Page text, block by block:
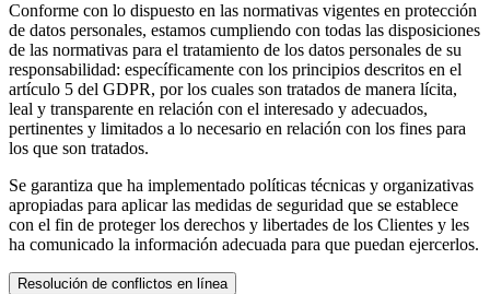
Conforme con lo dispuesto en las normativas vigentes en protección
de datos personales, estamos cumpliendo con todas las disposiciones
de las normativas para el tratamiento de los datos personales de su
responsabilidad: específicamente con los principios descritos en el
artículo 5 del GDPR, por los cuales son tratados de manera lícita,
leal y transparente en relación con el interesado y adecuados,
pertinentes y limitados a lo necesario en relación con los fines para
los que son tratados.
Se garantiza que ha implementado políticas técnicas y organizativas
apropiadas para aplicar las medidas de seguridad que se establece
con el fin de proteger los derechos y libertades de los Clientes y les
ha comunicado la información adecuada para que puedan ejercerlos.
Resolución de conflictos en línea